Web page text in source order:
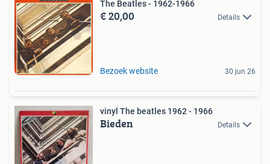
The Beatles - 1962-1966
€ 20,00 Details
Bezoek website 30 jun 26
vinyl The beatles 1962 - 1966
Bieden Details